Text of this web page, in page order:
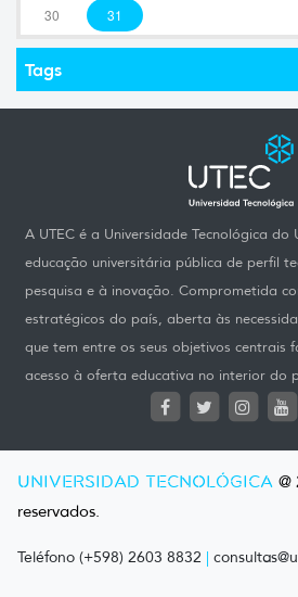
30 31
Tags
A UTEC é a Universidade Tecnológica
educação universitária pública de perfil
pesquisa e à inovação. Comprometida
estratégicos do país, aberta às
que tem entre os seus objetivos centrais
acesso à oferta educativa no interior do
UNIVERSIDAD TECNOLÓGICA @
reservados.
Teléfono (+598) 2603 8832 |